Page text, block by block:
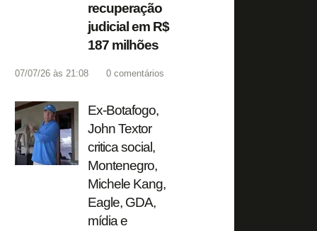
recuperação
judicial em R$
187 milhões
07/07/26 às 21:08 0 comentários
Ex-Botafogo,
John Textor
critica social,
Montenegro,
Michele Kang,
Eagle, GDA,
mídia e